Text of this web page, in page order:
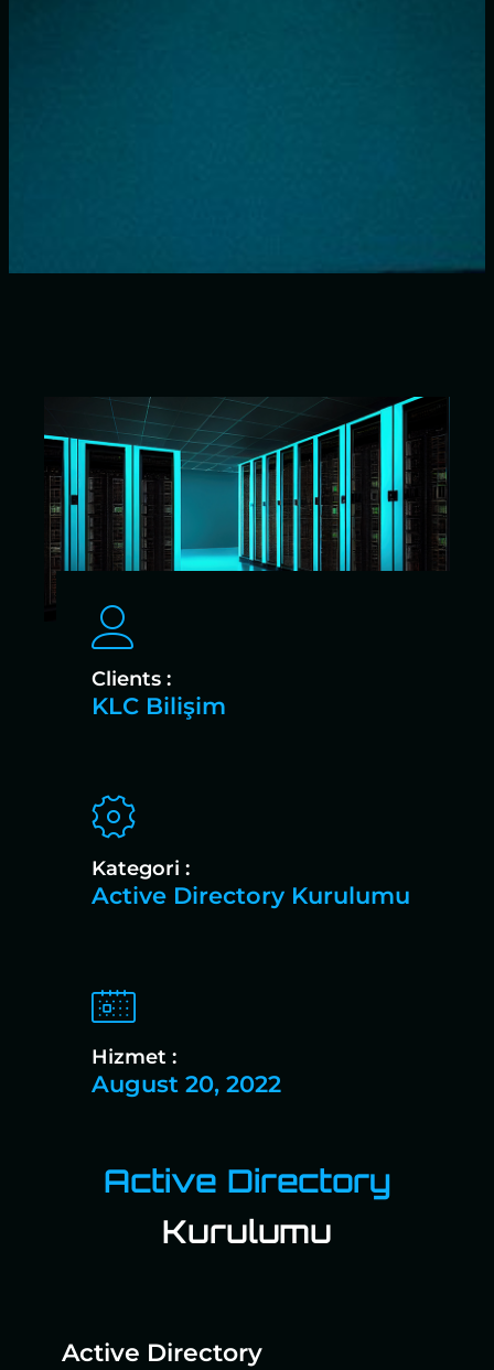
Clients :
KLC Bilişim
Kategori :
Active Directory Kurulumu
Hizmet :
August 20, 2022
Active Directory
Kurulumu
Active Directory